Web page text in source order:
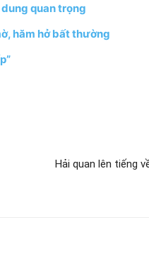
dung quan trọng
hăm hở bất thường
Hải quan lên tiếng